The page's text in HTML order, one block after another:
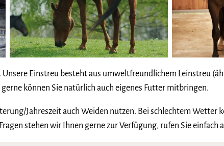
Einstreu besteht aus umweltfreundlichem Leinstreu
können Sie natürlich auch eigenes Futter mitbringen.
Jahreszeit auch Weiden nutzen. Bei schlechtem Wetter
stehen wir Ihnen gerne zur Verfügung, rufen Sie einfach